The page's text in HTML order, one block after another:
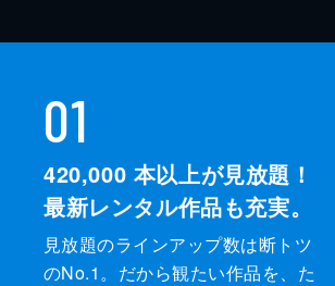
01
420,000 本以上が見放題！
最新レンタル作品も充実。
見放題のラインアップ数は断トツ
のNo.1。だから観たい作品を、た